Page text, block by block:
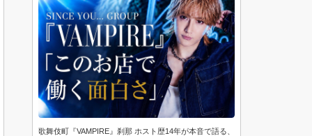
歌舞伎町『VAMPIRE』刹那 ホスト歴14年が本音で語る、